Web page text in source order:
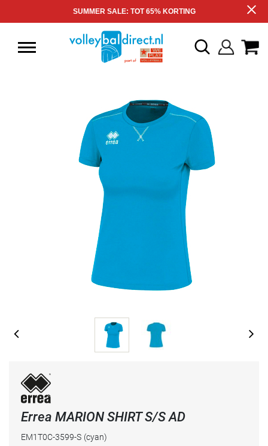
SUMMER SALE: TOT 65% KORTING
Errea MARION SHIRT S/S AD
EM1T0C-3599-S (cyan)